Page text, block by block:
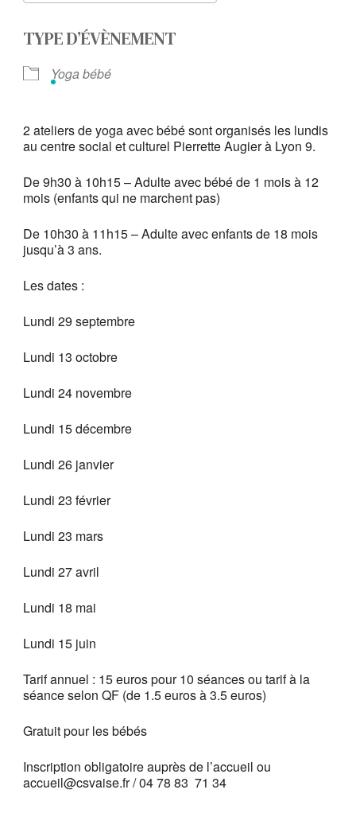
TYPE D’ÉVÈNEMENT
Yoga bébé
2 ateliers de yoga avec bébé sont organisés les lundis
au centre social et culturel Pierrette Augier à Lyon 9.
De 9h30 à 10h15 – Adulte avec bébé de 1 mois à 12
mois (enfants qui ne marchent pas)
De 10h30 à 11h15 – Adulte avec enfants de 18 mois
jusqu’à 3 ans.
Les dates :
Lundi 29 septembre
Lundi 13 octobre
Lundi 24 novembre
Lundi 15 décembre
Lundi 26 janvier
Lundi 23 février
Lundi 23 mars
Lundi 27 avril
Lundi 18 mai
Lundi 15 juin
Tarif annuel : 15 euros pour 10 séances ou tarif à la
séance selon QF (de 1.5 euros à 3.5 euros)
Gratuit pour les bébés
Inscription obligatoire auprès de l’accueil ou
accueil@csvaise.fr / 04 78 83 71 34